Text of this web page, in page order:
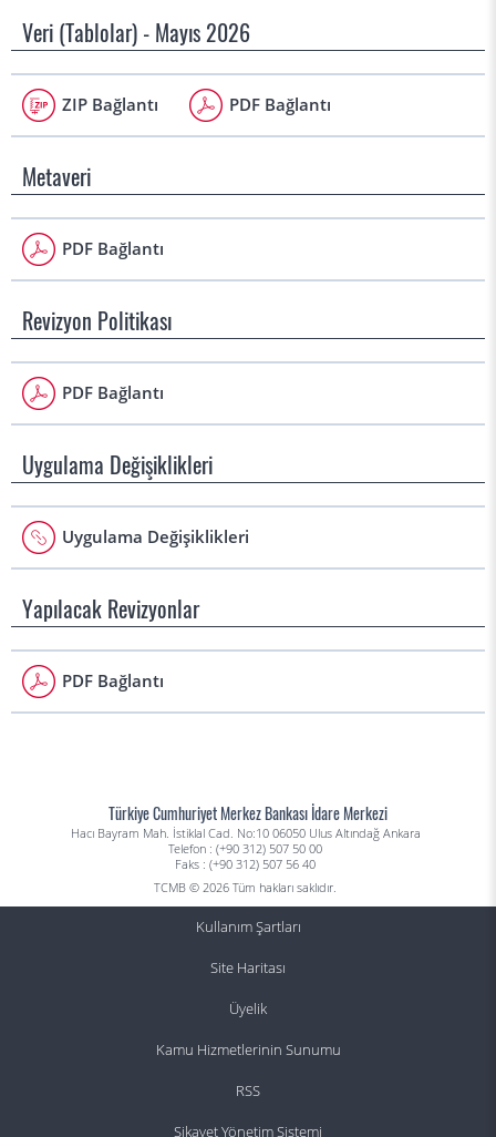
Veri (Tablolar) - Mayıs 2026
ZIP Bağlantı PDF Bağlantı
Metaveri
PDF Bağlantı
Revizyon Politikası
PDF Bağlantı
Uygulama Değişiklikleri
Uygulama Değişiklikleri
Yapılacak Revizyonlar
PDF Bağlantı
Türkiye Cumhuriyet Merkez Bankası İdare Merkezi
Hacı Bayram Mah. İstiklal Cad. No:10 06050 Ulus Altındağ Ankara
Telefon : (+90 312) 507 50 00
Faks : (+90 312) 507 56 40
TCMB © 2026 Tüm hakları saklıdır.
Kullanım Şartları
Site Haritası
Üyelik
Kamu Hizmetlerinin Sunumu
RSS
Şikayet Yönetim Sistemi